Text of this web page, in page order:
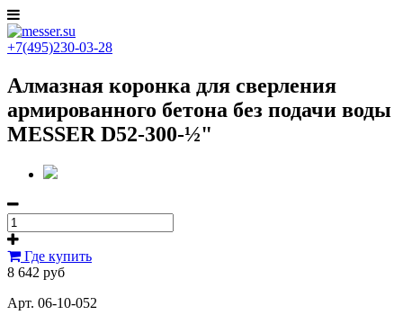
+7(495)230-03-28
Алмазная коронка для сверления
армированного бетона без подачи воды
MESSER D52-300-½"
Где купить
8 642 руб
Арт. 06-10-052